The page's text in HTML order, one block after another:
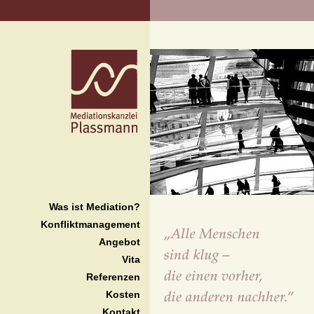
Was ist Mediation?
Konfliktmanagement
Angebot
Vita
Referenzen
Kosten